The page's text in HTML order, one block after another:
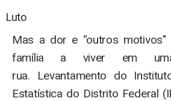
Luto
Mas a dor e “outros motivos"
família a viver em
rua. Levantamento do
Estatística do Distrito Federal